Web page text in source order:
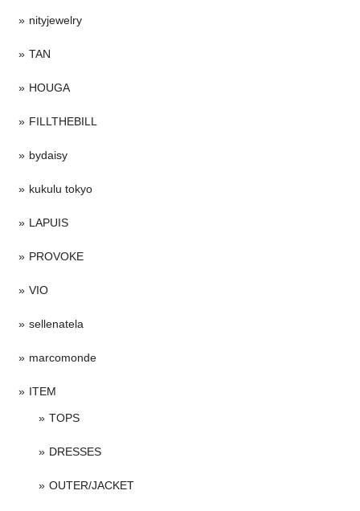
nityjewelry
TAN
HOUGA
FILLTHEBILL
bydaisy
kukulu tokyo
LAPUIS
PROVOKE
VIO
sellenatela
marcomonde
ITEM
TOPS
DRESSES
OUTER/JACKET